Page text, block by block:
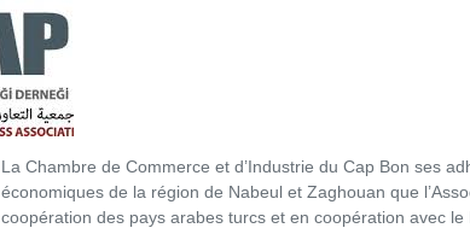
La Chambre de Commerce et d’Industrie du Cap Bon ses
économiques de la région de Nabeul et Zaghouan que
coopération des pays arabes turcs et en coopération avec le